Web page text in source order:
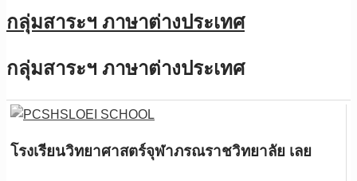
กลุ่มสาระฯ ภาษาต่างประเทศ
กลุ่มสาระฯ ภาษาต่างประเทศ
โรงเรียนวิทยาศาสตร์จุฬาภรณราชวิทยาลัย เลย